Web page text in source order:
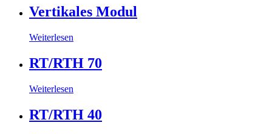
Vertikales Modul
Weiterlesen
RT/RTH 70
Weiterlesen
RT/RTH 40